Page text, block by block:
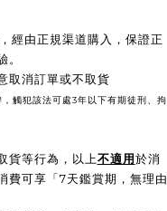
經由正規渠道購入，保證正
取消訂單或不取貨
觸犯該法可處3年以下有期徒刑、拘
貨等行為，以上不適用於消
費可享「7天鑑賞期，無理由